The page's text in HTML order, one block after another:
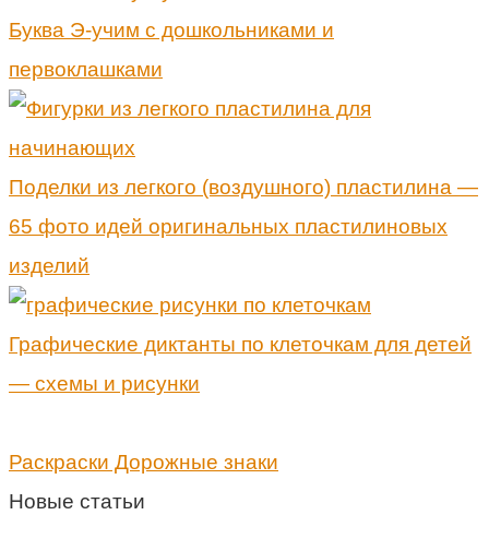
Буква Э-учим с дошкольниками и
первоклашками
Поделки из легкого (воздушного) пластилина —
65 фото идей оригинальных пластилиновых
изделий
Графические диктанты по клеточкам для детей
— схемы и рисунки
Раскраски Дорожные знаки
Новые статьи